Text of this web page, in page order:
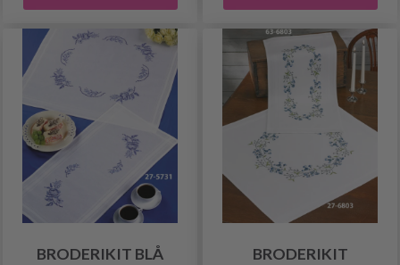
BRODERIKIT BLÅ
BRODERIKIT